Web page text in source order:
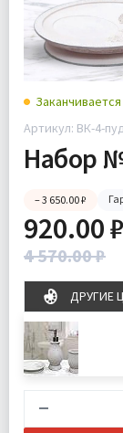
Заканчивается
Артикул: ВК-4-
Набор
– 3 650.00 ₽
920.00 ₽
4 570.00 ₽
ДРУГИЕ